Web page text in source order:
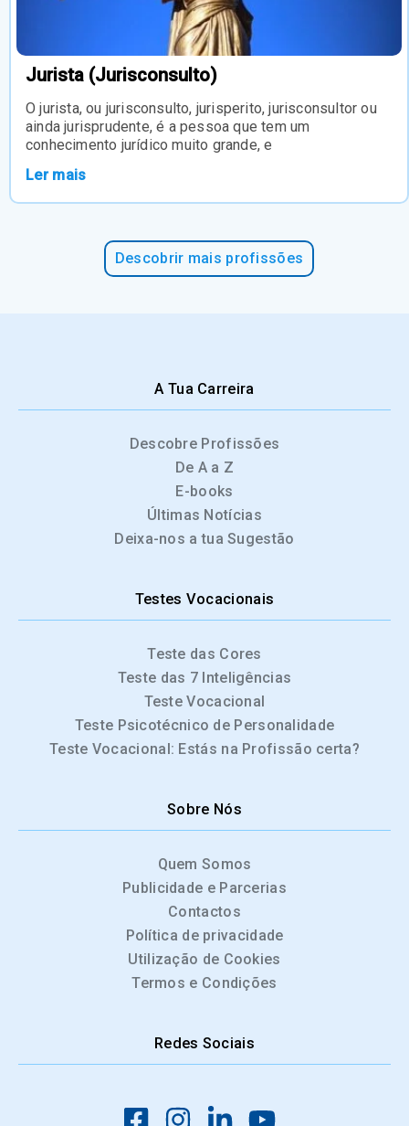
Jurista (Jurisconsulto)
O jurista, ou jurisconsulto, jurisperito, jurisconsultor ou
ainda jurisprudente, é a pessoa que tem um
conhecimento jurídico muito grande, e
Ler mais
Descobrir mais profissões
A Tua Carreira
Descobre Profissões
De A a Z
E-books
Últimas Notícias
Deixa-nos a tua Sugestão
Testes Vocacionais
Teste das Cores
Teste das 7 Inteligências
Teste Vocacional
Teste Psicotécnico de Personalidade
Teste Vocacional: Estás na Profissão certa?
Sobre Nós
Quem Somos
Publicidade e Parcerias
Contactos
Política de privacidade
Utilização de Cookies
Termos e Condições
Redes Sociais